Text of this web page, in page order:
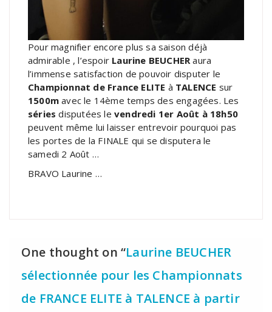
Pour magnifier encore plus sa saison déjà
admirable , l’espoir Laurine BEUCHERaura
l’immense satisfaction de pouvoir disputer le
Championnat de France ELITE à TALENCE sur
1500m avec le 14ème temps des engagées. Les
séries disputées levendredi 1er Août à 18h50
peuvent même lui laisser entrevoir pourquoi pas
les portes de la FINALE qui se disputera le
samedi 2 Août …
BRAVO Laurine …
One thought on “Laurine BEUCHER
sélectionnée pour les Championnats
de FRANCE ELITE à TALENCE à partir